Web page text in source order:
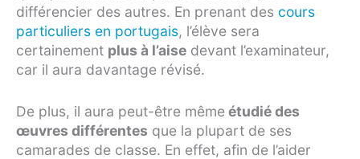
différencier des autres. En prenant des cours
particuliers en portugais, l’élève sera
certainement plus à l’aise devant l’examinateur,
car il aura davantage révisé.
De plus, il aura peut-être mêmeétudié des
œuvres différentes que la plupart de ses
camarades de classe. En effet, afin de l’aider